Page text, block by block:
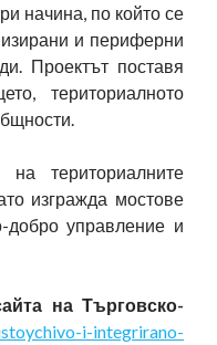
начина, по който се
и периферни
Проектът поставя
териториалното
териториалните
изгражда мостове
добро управление и
на Търговско-
i-integrirano-